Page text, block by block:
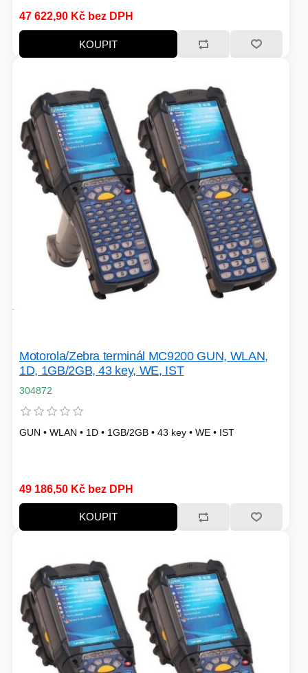
47 622,90 Kč bez DPH
KOUPIT
Motorola/Zebra terminál MC9200 GUN, WLAN,
1D, 1GB/2GB, 43 key, WE, IST
304872
GUN • WLAN • 1D • 1GB/2GB • 43 key • WE • IST
49 186,50 Kč bez DPH
KOUPIT